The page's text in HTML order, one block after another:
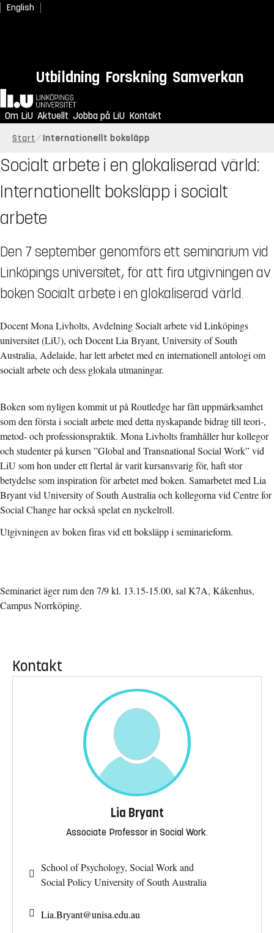
English
Utbildning Forskning Samverkan
Hem
Om LiU Aktuellt Jobba på LiU Kontakt
Start Internationellt boksläpp
Socialt arbete i en glokaliserad värld:
Internationellt boksläpp i socialt
arbete
Den 7 september genomförs ett seminarium vid
Linköpings universitet, för att fira utgivningen av
boken Socialt arbete i en glokaliserad värld.
Docent Mona Livholts, Avdelning Socialt arbete vid Linköpings
universitet (LiU), och Docent Lia Bryant, University of South
Australia, Adelaide, har lett arbetet med en internationell antologi om
socialt arbete och dess glokala utmaningar.
Boken som nyligen kommit ut på Routledge har fått uppmärksamhet
som den första i socialt arbete med detta nyskapande bidrag till teori-,
metod- och professionspraktik. Mona Livholts framhåller hur kollegor
och studenter på kursen ”Global and Transnational Social Work” vid
LiU som hon under ett flertal år varit kursansvarig för, haft stor
betydelse som inspiration för arbetet med boken. Samarbetet med Lia
Bryant vid University of South Australia och kollegorna vid Centre for
Social Change har också spelat en nyckelroll.
Utgivningen av boken firas vid ett boksläpp i seminarieform.
Seminariet äger rum den 7/9 kl. 13.15-15.00, sal K7A, Kåkenhus,
Campus Norrköping.
Kontakt
Lia Bryant
Associate Professor in Social Work.
School of Psychology, Social Work and
Social Policy University of South Australia
Lia.Bryant@unisa.edu.au